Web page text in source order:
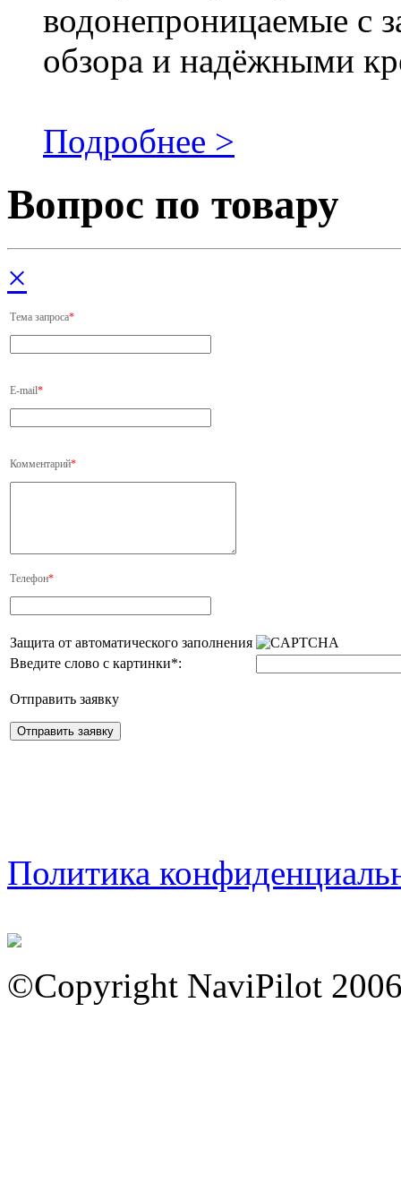
водонепроницаемые с
обзора и надёжными
Подробнее >
Вопрос по товару
×
Тема запроса*
E-mail*
Комментарий*
Телефон*
Защита от автоматического заполнения
Введите слово с картинки*:
Отправить заявку
Политика
©Copyright NaviPilot